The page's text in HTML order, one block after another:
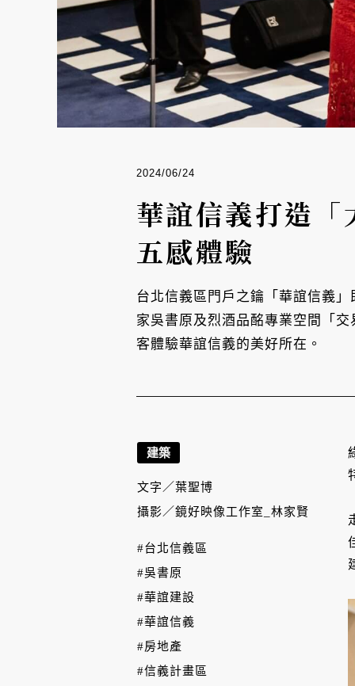
2024/06/24
華誼信義打造
五感體驗
台北信義區門戶之鑰「華誼信義
家吳書原及烈酒品酩專業空間「
客體驗華誼信義的美好所在。
建築
文字／葉聖博
攝影／鏡好映像工作室_林家賢
#台北信義區
#吳書原
#華誼建設
#華誼信義
#房地產
#信義計畫區